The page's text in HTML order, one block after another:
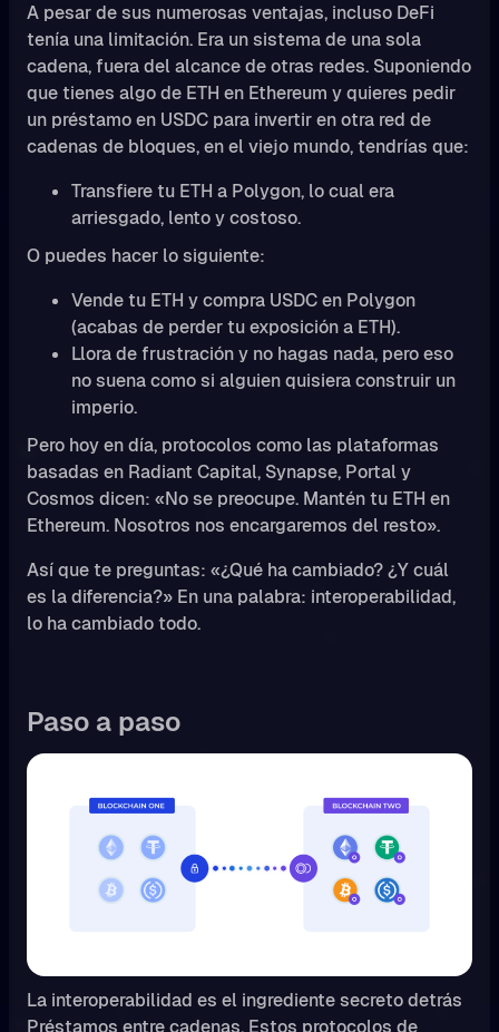
A pesar de sus numerosas ventajas, incluso DeFi
tenía una limitación. Era un sistema de una sola
cadena, fuera del alcance de otras redes. Suponiendo
que tienes algo de ETH en Ethereum y quieres pedir
un préstamo en USDC para invertir en otra red de
cadenas de bloques, en el viejo mundo, tendrías que:
Transfiere tu ETH a Polygon, lo cual era
arriesgado, lento y costoso.
O puedes hacer lo siguiente:
Vende tu ETH y compra USDC en Polygon
(acabas de perder tu exposición a ETH).
Llora de frustración y no hagas nada, pero eso
no suena como si alguien quisiera construir un
imperio.
Pero hoy en día, protocolos como las plataformas
basadas en Radiant Capital, Synapse, Portal y
Cosmos dicen: «No se preocupe. Mantén tu ETH en
Ethereum. Nosotros nos encargaremos del resto».
Así que te preguntas: «¿Qué ha cambiado? ¿Y cuál
es la diferencia?» En una palabra: interoperabilidad,
lo ha cambiado todo.
Paso a paso
La interoperabilidad es el ingrediente secreto detrás
Préstamos entre cadenas. Estos protocolos de